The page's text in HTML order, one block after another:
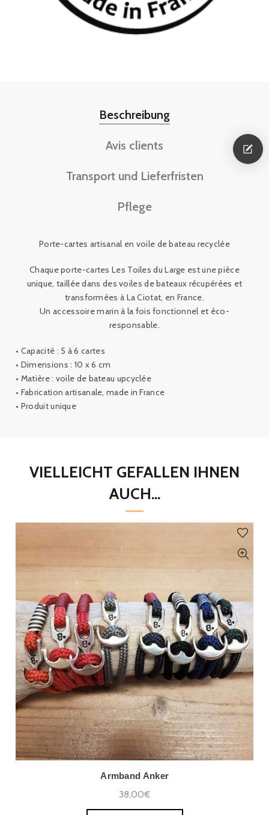
Beschreibung
Avis clients
Transport und Lieferfristen
Pflege
Porte-cartes artisanal en voile de bateau recyclée
Chaqueporte-cartesLes Toiles duLarge est une pièce
unique, taillée dans des voiles de bateaux récupérées et
transformées à LaCiotat, en France.
Un accessoire marin à la fois fonctionnel et éco-
responsable.
• Capacité : 5 à6 cartes
• Dimensions : 10 x6 cm
• Matière: voile de bateau upcyclée
• Fabrication artisanale, made in France
• Produitunique
VIELLEICHT GEFALLEN IHNEN
AUCH...
Armband Anker
38,00€